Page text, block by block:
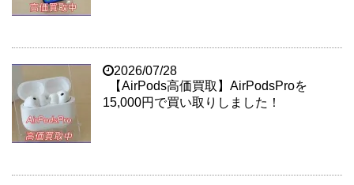
2026/07/28
【AirPods高価買取】AirPodsProを
15,000円で買い取りしました！